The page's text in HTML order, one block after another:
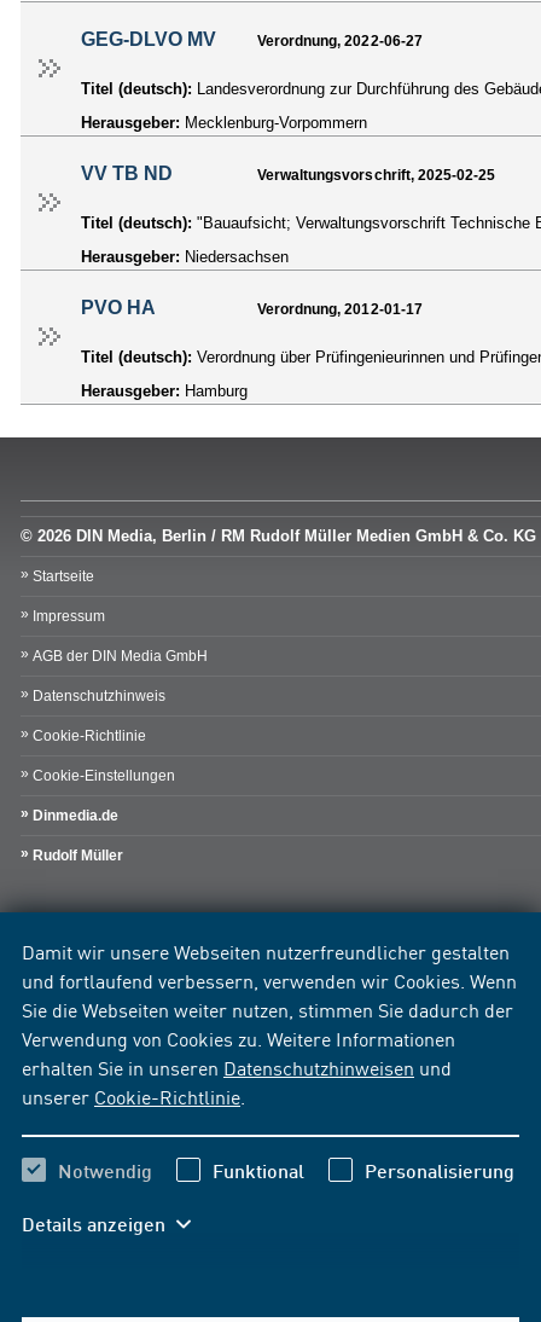
Damit wir unsere Webseiten nutzerfreundlicher gestalten
und fortlaufend verbessern, verwenden wir Cookies. Wenn
Sie die Webseiten weiter nutzen, stimmen Sie dadurch der
Verwendung von Cookies zu. Weitere Informationen
erhalten Sie in unseren Datenschutzhinweisen und
unserer Cookie-Richtlinie
Notwendig Funktional Personalisierung
Details anzeigen
GEG-DLVO MV Verordnung, 2022-06-27
Titel (deutsch): Landesverordnung zur Durchführung des
Herausgeber: Mecklenburg-Vorpommern
VV TB ND Verwaltungsvorschrift, 2025-02-25
Titel (deutsch): "Bauaufsicht; Verwaltungsvorschrift Technische
Herausgeber: Niedersachsen
PVO HA Verordnung, 2012-01-17
Titel (deutsch): Verordnung über Prüfingenieurinnen und
Herausgeber: Hamburg
© 2026 DIN Media, Berlin / RM Rudolf Müller Medien GmbH & Co. KG
Startseite
Impressum
AGB der DIN Media GmbH
Datenschutzhinweis
Cookie-Richtlinie
Cookie-Einstellungen
Dinmedia.de
Rudolf Müller